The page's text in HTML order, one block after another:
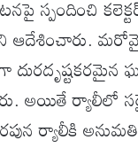
స్పందించి
ఆదేశించారు.
అయితే ర్యాలీలో
ర్యాలీకి